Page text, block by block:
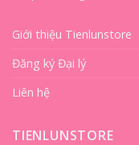
Giới thiệu Tienlunstore
Đăng ký Đại lý
Liên hệ
TIENLUNSTORE